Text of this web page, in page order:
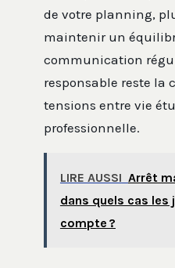
de votre planning,
maintenir un
communication
responsable reste la
tensions entre vie
professionnelle.
LIRE AUSSI Arrêt
dans quels cas
compte ?